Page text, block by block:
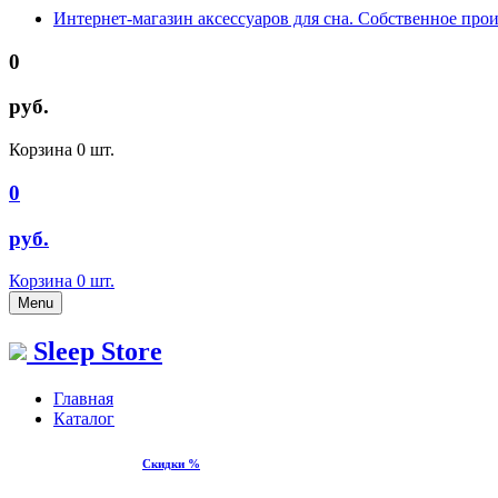
Интернет-магазин аксессуаров для сна. Собственное
0
руб.
Корзина 0 шт.
0
руб.
Корзина 0 шт.
Menu
Sleep Store
Главная
Каталог
Скидки %